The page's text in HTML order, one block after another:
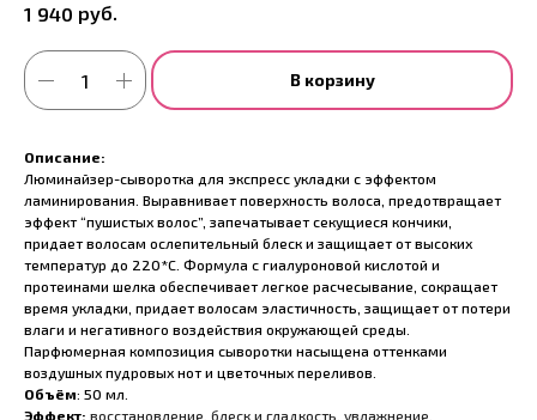
1 940 руб.
В корзину
Описание:
Люминайзер-сыворотка для экспресс укладки с эффектом
ламинирования. Выравнивает поверхность волоса, предотвращает
эффект “пушистых волос”, запечатывает секущиеся кончики,
придает волосам ослепительный блеск и защищает от высоких
температур до 220*С. Формула с гиалуроновой кислотой и
протеинами шелка обеспечивает легкое расчесывание, сокращает
время укладки, придает волосам эластичность, защищает от потери
влаги и негативного воздействия окружающей среды.
Парфюмерная композиция сыворотки насыщена оттенками
воздушных пудровых нот и цветочных переливов.
Объём: 50 мл.
Эффект: восстановление блеск и гладкость увлажнение